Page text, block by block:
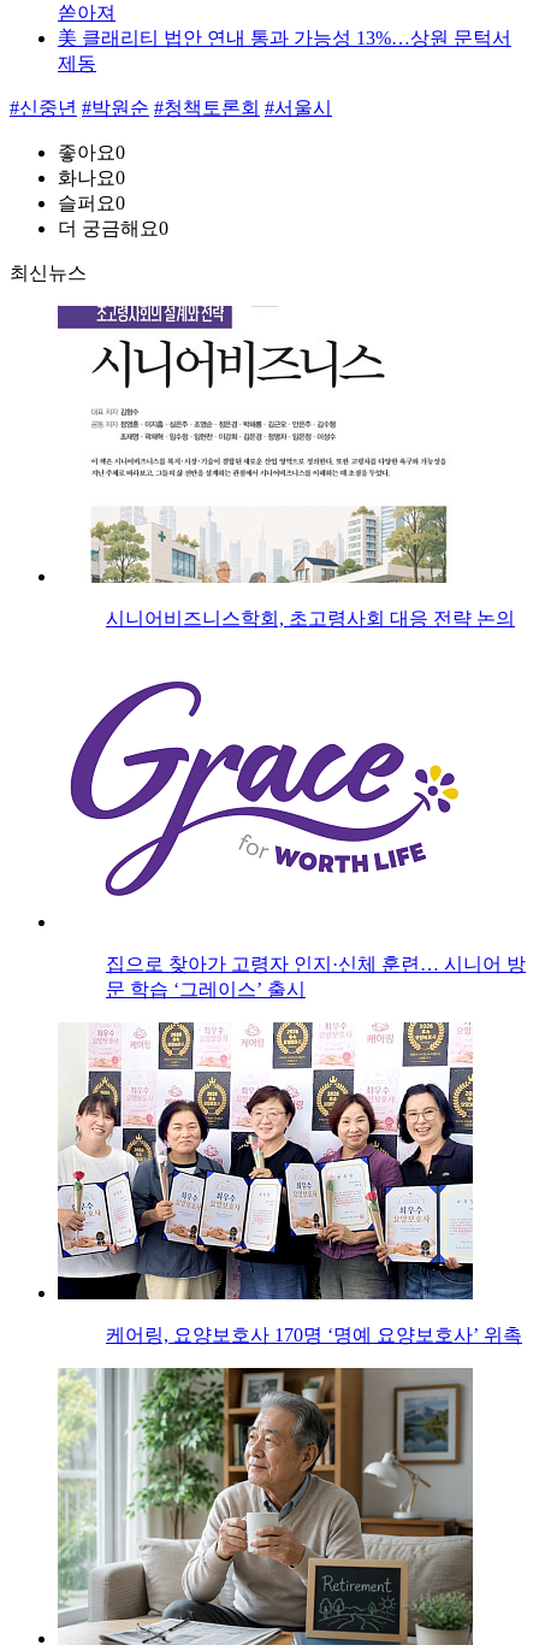
쏟아져
美 클래리티 법안 연내 통과 가능성 13%…상원 문턱서
제동
#신중년 #박원순 #청책토론회 #서울시
좋아요0
화나요0
슬퍼요0
더 궁금해요0
최신뉴스
시니어비즈니스학회, 초고령사회 대응 전략 논의
집으로 찾아가 고령자 인지·신체 훈련… 시니어 방
문 학습 ‘그레이스’ 출시
케어링, 요양보호사 170명 ‘명예 요양보호사’ 위촉